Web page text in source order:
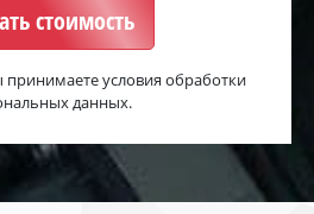
стоимость
принимаете условия обработки
данных.